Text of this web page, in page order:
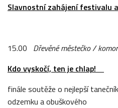
Slavnostní zahájení festivalu
15.00 Dřevěné městečko /
Kdo vyskočí, ten je chlap!
finále soutěže o nejlepší
odzemku a obuškového